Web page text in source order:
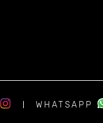
WHATSAPP